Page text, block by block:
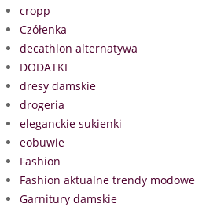
cropp
Czółenka
decathlon alternatywa
DODATKI
dresy damskie
drogeria
eleganckie sukienki
eobuwie
Fashion
Fashion aktualne trendy modowe
Garnitury damskie